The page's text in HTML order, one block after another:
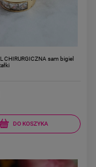
CHIRURGICZNA sam bigiel
DO KOSZYKA